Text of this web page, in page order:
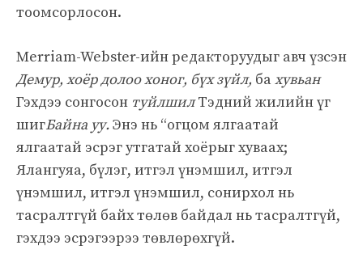
тоомсорлосон.
Merriam-Webster-ийн редакторуудыг авч үзсэн
Демур, хоёр долоо хоног, бүх зүйл, бахувьан
Гэхдээ сонгосон туйлшилТэдний жилийн үг
шигБайна уу.Энэ нь “огцом ялгаатай
ялгаатай эсрэг утгатай хоёрыг хуваах;
Ялангуяа, бүлэг, итгэл үнэмшил, итгэл
үнэмшил, итгэл үнэмшил, сонирхол нь
тасралтгүй байх төлөв байдал нь тасралтгүй,
гэхдээ эсрэгээрээ төвлөрөхгүй.